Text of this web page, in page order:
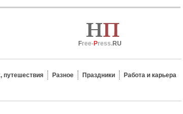
Free-Press.RU
путешествия Разное Праздники
Работа и карьера